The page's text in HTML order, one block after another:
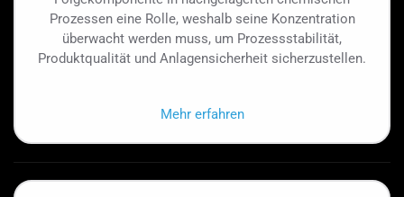
Prozessen eine Rolle, weshalb seine Konzentration
überwacht werden muss, um Prozessstabilität,
Produktqualität und Anlagensicherheit sicherzustellen.
Mehr erfahren